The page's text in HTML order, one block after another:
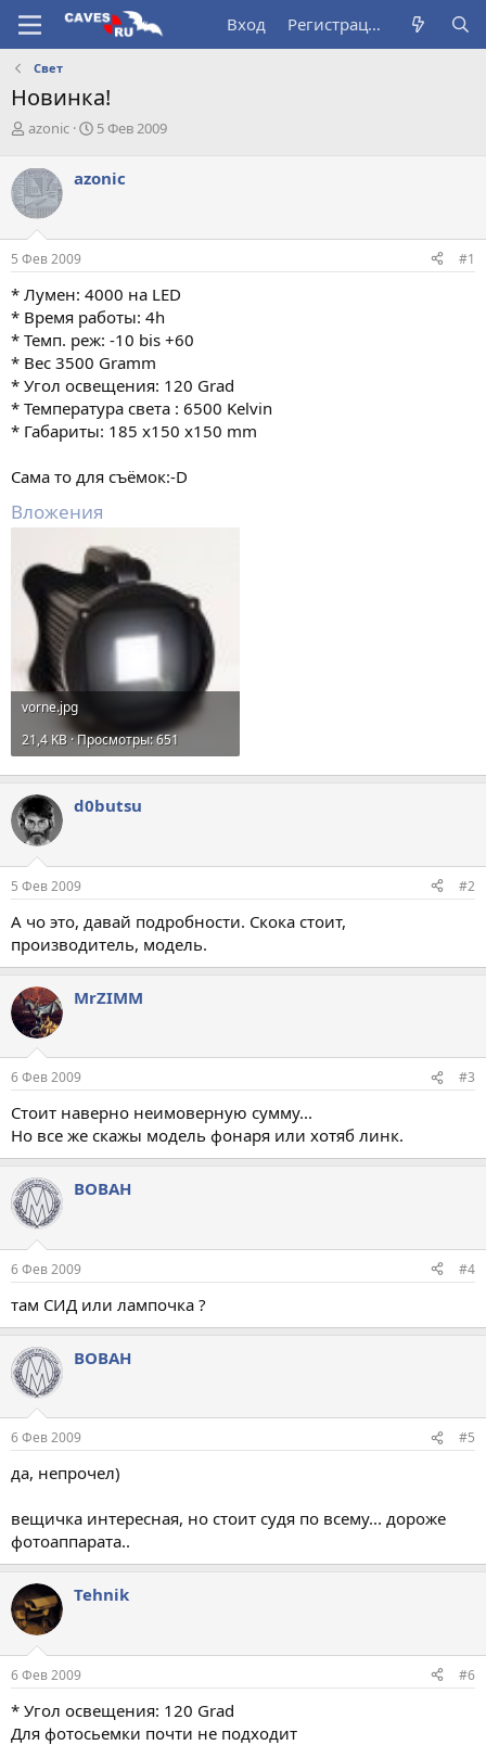
Вход Регистрация
Свет
Новинка!
А
т
о
р
т
е
м
azonic
Д
а
ч
а
5 Фев 2009
azonic
5 Фев 2009 #1
* Лумен: 4000 на LED
* Время работы: 4h
* Темп. реж: -10 bis +60
* Вес 3500 Gramm
* Угол освещения: 120 Grad
* Температура света : 6500 Kelvin
* Габариты: 185 x150 x150 mm
Сама то для съёмок:-D
Вложения
vorne.jpg
21,4 KB · Просмотры: 651
d0butsu
5 Фев 2009 #2
А чо это, давай подробности. Скока стоит,
производитель, модель.
MrZIMM
6 Фев 2009 #3
Стоит наверно неимоверную сумму...
Но все же скажы модель фонаря или хотяб линк.
ВОВАН
6 Фев 2009 #4
там СИД или лампочка ?
ВОВАН
6 Фев 2009 #5
да, непрочел)
вещичка интересная, но стоит судя по всему... дороже
фотоаппарата..
Tehnik
6 Фев 2009 #6
* Угол освещения: 120 Grad
Для фотосьемки почти не подходит